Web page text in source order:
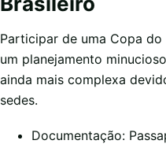
Participar de uma Copa
um planejamento
ainda mais complexa
sedes.
Documentação: